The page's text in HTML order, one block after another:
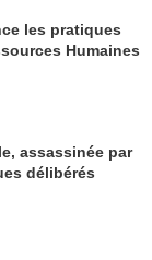
les pratiques
Humaines
assassinée par
délibérés